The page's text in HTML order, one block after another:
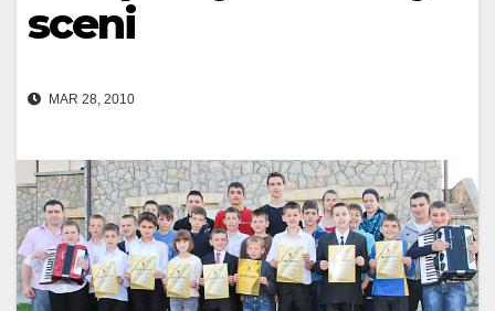
sceni
MAR 28, 2010